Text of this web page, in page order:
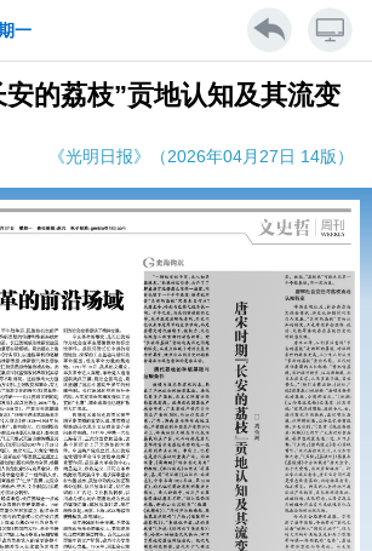
一
安的荔枝”贡地认知及其流变
《光明日报》（2026年04月27日 14版）